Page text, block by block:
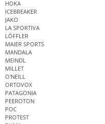
HOKA
ICEBREAKER
JAKO
LA SPORTIVA
LÖFFLER
MAIER SPORTS
MANDALA
MEINDL
MILLET
O'NEILL
ORTOVOX
PATAGONIA
PEEROTON
POC
PROTEST